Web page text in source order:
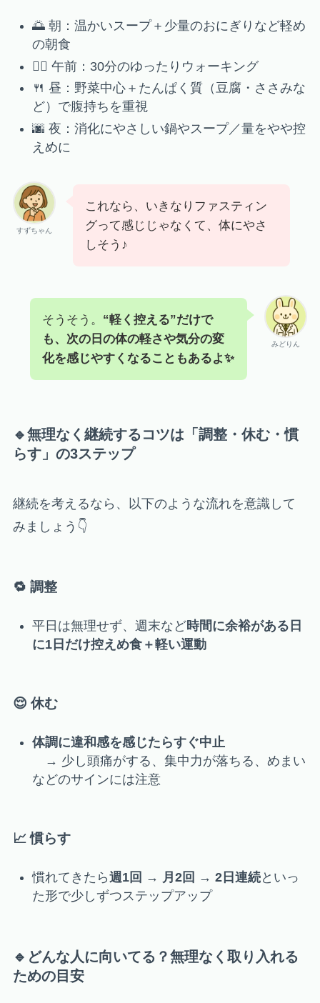
🌅 朝：温かいスープ＋少量のおにぎりなど軽め
の朝食
🧘‍♀️ 午前：30分のゆったりウォーキング
🍴 昼：野菜中心＋たんぱく質（豆腐・ささみな
ど）で腹持ちを重視
🌆 夜：消化にやさしい鍋やスープ／量をやや控
えめに
すずちゃん
これなら、いきなりファスティン
グって感じじゃなくて、体にやさ
しそう♪
みどりん
そうそう。 “軽く控える”だけで
も、次の日の体の軽さや気分の変
化を感じやすくなることもあるよ✨
🔹無理なく継続するコツは「調整・休む・慣
らす」の3ステップ
継続を考えるなら、以下のような流れを意識して
みましょう👇
🔁 調整
平日は無理せず、週末など時間に余裕がある日
に1日だけ控えめ食＋軽い運動
😌 休む
体調に違和感を感じたらすぐ中止
→ 少し頭痛がする、集中力が落ちる、めまい
などのサインには注意
📈 慣らす
慣れてきたら週1回 → 月2回 → 2日連続といっ
た形で少しずつステップアップ
🔹どんな人に向いてる？無理なく取り入れる
ための目安